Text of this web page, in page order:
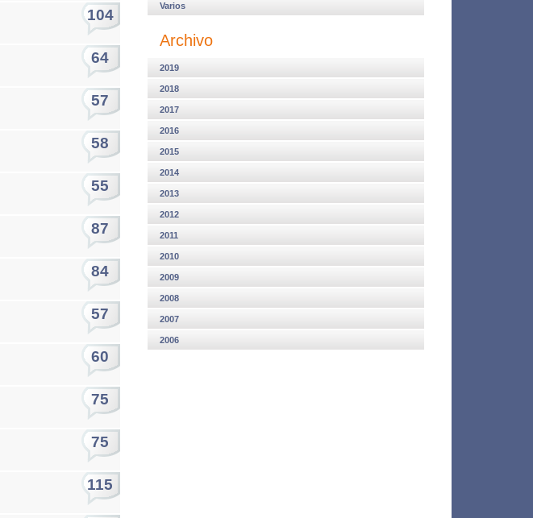
Varios
Archivo
2019
2018
2017
2016
2015
2014
2013
2012
2011
2010
2009
2008
2007
2006
104
64
57
58
55
87
84
57
60
75
75
115